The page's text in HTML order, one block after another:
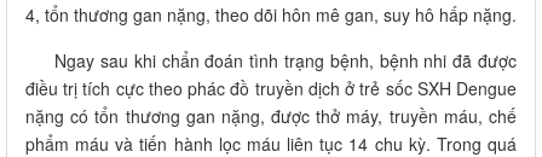
4, tổn thương gan nặng, theo dõi hôn mê gan, suy hô hấp nặng.
Ngay sau khi chẩn đoán tình trạng bệnh, bệnh nhi đã được
điều trị tích cực theo phác đồ truyền dịch ở trẻ sốc SXH Dengue
nặng có tổn thương gan nặng, được thở máy, truyền máu, chế
phẩm máu và tiến hành lọc máu liên tục 14 chu kỳ. Trong quá